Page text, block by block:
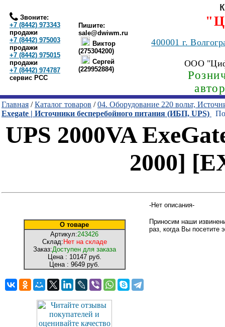
Звоните:
+7 (8442) 973343
продажи
+7 (8442) 975003
продажи
+7 (8442) 975015
продажи
+7 (8442) 974787
сервис РСС
Пишите:
sale@dwiwm.ru
Виктор
(275304200)
Сергей
(229952884)
400001г.
ООО
Главная /Каталог товаров /04. Оборудование 220 вольт,
Exegate | Источники бесперебойного питания (ИБП, UPS)
UPS 2000VA
2000]
О товаре
Артикул:243426
Склад: Нет на складе
Заказ:Доступен для заказа
Цена : 10147 руб.
Цена : 9649 руб.
-Нет описания-
Приносим наши
раз, когда Вы посетите